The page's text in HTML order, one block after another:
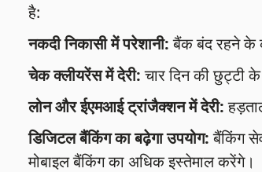
है:
नकदी निकासी में परेशानी:बैंक बंद रहने के
चेक क्लीयरेंस में देरी:चार दिन की छुट्टी
लोन और ईएमआई ट्रांजैक्शन में देरी:
डिजिटल बैंकिंग का बढ़ेगा उपयोग:बैंकिंग
मोबाइल बैंकिंग का अधिक इस्तेमाल करेंगे।